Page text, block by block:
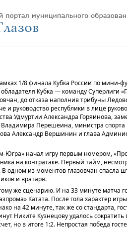
1/8 финала Кубка России по мини-
Кубка — команду Суперлиги
до отказа наполнив трибуны
и руководство республики в лице
Удмуртии Александра Горяинова,
Перешеина, министра спорта
Александр Вершинин и глава
Югра» начал игру первым номером,
на контратаке. Первый тайм,
В одном из моментов глазовчан спасла
и вратаря.
же сценарию. И на 33 минуте матча
Катата. После гола характер
на 42 минуте, так же со стандарта,
Никите Кузнецову удалось
но в итоге 1:2. Непростая победа